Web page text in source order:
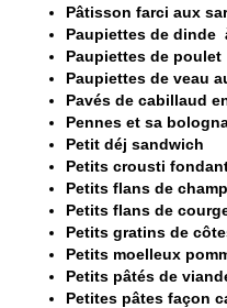
Pâtisson farci aux
Paupiettes de dinde
Paupiettes de poulet
Paupiettes de veau
Pavés de cabillaud
Pennes et sa
Petit déj sandwich
Petits crousti
Petits flans de
Petits flans de
Petits gratins de
Petits moelleux
Petits pâtés de
Petites pâtes façon